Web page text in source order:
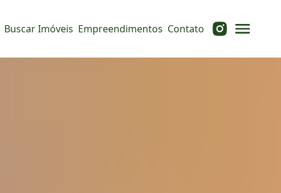
Buscar Imóveis Empreendimentos Contato